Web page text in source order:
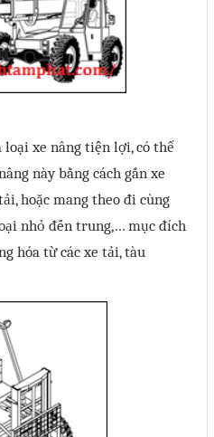
loại xe nâng tiện lợi, có thể
này bằng cách gắn xe
hoặc mang theo đi cùng
nhỏ đến trung,… mục đích
hóa từ các xe tải, tàu